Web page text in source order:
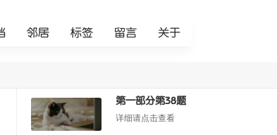
邻居 标签 留言 关于
第一部分第38题
详细请点击查看